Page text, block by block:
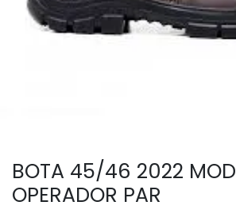
BOTA 45/46 2022 MOD
OPERADOR PAR